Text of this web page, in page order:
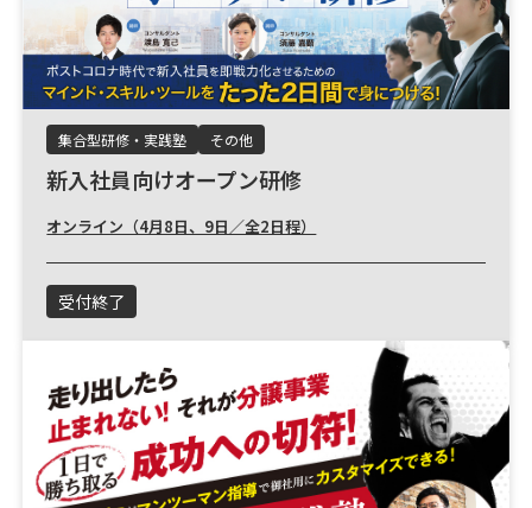
集合型研修・実践塾 その他
新入社員向けオープン研修
オンライン（4月8日、9日／全2日程）
受付終了